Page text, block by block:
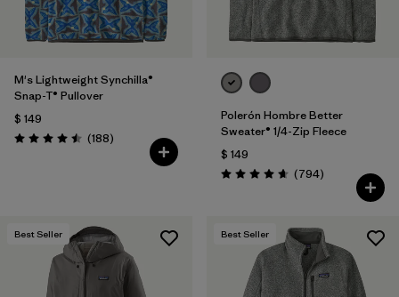
M's Lightweight Synchilla®
Snap-T® Pullover
$ 149
Valoración: 4.5 / 5
(188Comentarios
)
Polerón Hombre Better
Sweater® 1/4-Zip Fleece
$ 149
Valoración: 4.7 / 5
(794Comentarios
)
Best Seller Best Seller